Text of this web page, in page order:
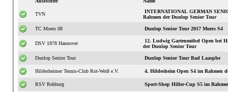
TVN
INTERNATIONAL GERMAN
Rahmen der Dunlop Senior Tour
TC Moers 08 Dunlop Senior Tour 2017 Moers S4
DSV 1878 Hannover
12. Ludwig Gartenmöbel Open bei
der Dunlop Senior Tour
Dunlop Senior Tour Dunlop Senior Tour Bad Laasphe
Hildesheimer Tennis-Club Rot-Weiß e.V. 4. Hildesheim Open S4 im Rahmen
RSV Rehburg Sport-Shop Hiller-Cup S5 im